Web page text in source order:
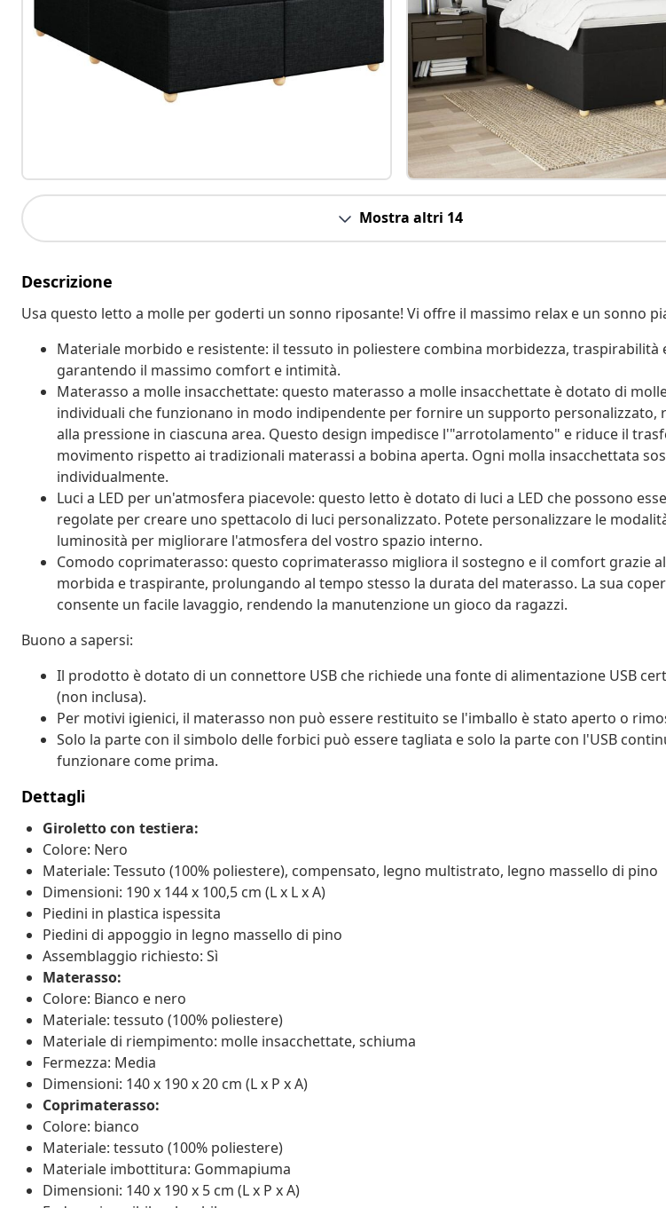
Mostra altri 14
Descrizione
Usa questo letto a molle per goderti un sonno riposante! Vi offre il massimo relax e un sonno
Materiale morbido e resistente: il tessuto in poliestere combina morbidezza, traspirabilità
garantendo il massimo comfort e intimità.
Materasso a molle insacchettate: questo materasso a molle insacchettate è dotato di
individuali che funzionano in modo indipendente per fornire un supporto personalizzato,
alla pressione in ciascuna area. Questo design impedisce l'"arrotolamento" e riduce il
movimento rispetto ai tradizionali materassi a bobina aperta. Ogni molla insacchettata
individualmente.
Luci a LED per un'atmosfera piacevole: questo letto è dotato di luci a LED che possono
regolate per creare uno spettacolo di luci personalizzato. Potete personalizzare le
luminosità per migliorare l'atmosfera del vostro spazio interno.
Comodo coprimaterasso: questo coprimaterasso migliora il sostegno e il comfort grazie
morbida e traspirante, prolungando al tempo stesso la durata del materasso. La sua
consente un facile lavaggio, rendendo la manutenzione un gioco da ragazzi.
Buono a sapersi:
Il prodotto è dotato di un connettore USB che richiede una fonte di alimentazione USB
(non inclusa).
Per motivi igienici, il materasso non può essere restituito se l'imballo è stato aperto o
Solo la parte con il simbolo delle forbici può essere tagliata e solo la parte con l'USB
funzionare come prima.
Dettagli
Giroletto con testiera:
Colore: Nero
Materiale: Tessuto (100% poliestere), compensato, legno multistrato, legno massello di pino
Dimensioni: 190 x 144 x 100,5 cm (L x L x A)
Piedini in plastica ispessita
Piedini di appoggio in legno massello di pino
Assemblaggio richiesto: Sì
Materasso:
Colore: Bianco e nero
Materiale: tessuto (100% poliestere)
Materiale di riempimento: molle insacchettate, schiuma
Fermezza: Media
Dimensioni: 140 x 190 x 20 cm (L x P x A)
Coprimaterasso:
Colore: bianco
Materiale: tessuto (100% poliestere)
Materiale imbottitura: Gommapiuma
Dimensioni: 140 x 190 x 5 cm (L x P x A)